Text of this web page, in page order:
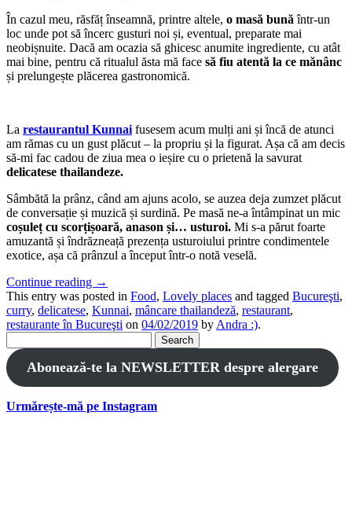
În cazul meu, răsfăț înseamnă, printre altele, o masă bună într-un
loc unde pot să încerc gusturi noi și, eventual, preparate mai
neobișnuite. Dacă am ocazia să ghicesc anumite ingrediente, cu atât
mai bine, pentru că ritualul ăsta mă face să fiu atentă la ce mănânc
și prelungește plăcerea gastronomică.
La restaurantul Kunnai fusesem acum mulți ani și încă de atunci
am rămas cu un gust plăcut – la propriu și la figurat. Așa că am decis
să-mi fac cadou de ziua mea o ieșire cu o prietenă la savurat
delicatese thailandeze.
Sâmbătă la prânz, când am ajuns acolo, se auzea deja zumzet plăcut
de conversație și muzică și surdină. Pe masă ne-a întâmpinat un mic
coșuleț cu scorțișoară, anason și… usturoi. Mi s-a părut foarte
amuzantă și îndrăzneață prezența usturoiului printre condimentele
exotice, așa că prânzul a început într-o notă veselă.
Continue reading →
This entry was posted in Food, Lovely places and tagged Bucureşti,
curry, delicatese, Kunnai, mâncare thailandeză, restaurant,
restaurante în Bucureşti on 04/02/2019 by Andra :).
for:
Abonează-te la NEWSLETTER despre alergare
Urmărește-mă pe Instagram